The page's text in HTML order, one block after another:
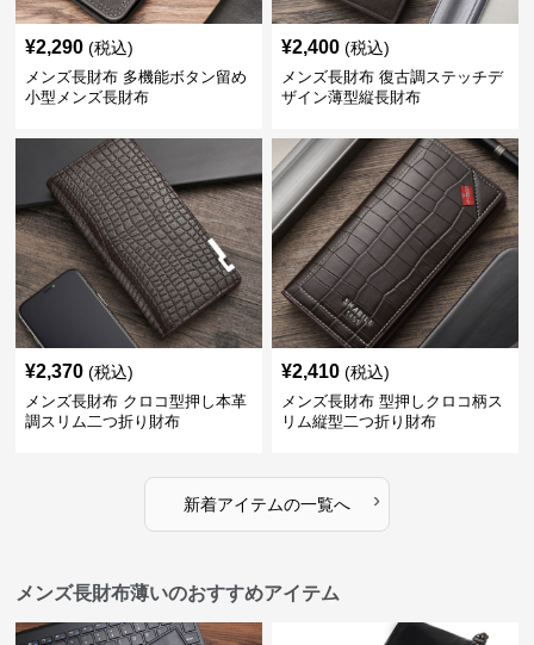
¥2,290 (税込)
メンズ長財布 多機能ボタン留め
小型メンズ長財布
¥2,400 (税込)
メンズ長財布 復古調ステッチデ
ザイン薄型縦長財布
¥2,370 (税込)
メンズ長財布 クロコ型押し本革
調スリム二つ折り財布
¥2,410 (税込)
メンズ長財布 型押しクロコ柄ス
リム縦型二つ折り財布
新着アイテムの一覧へ ›
メンズ長財布薄いのおすすめアイテム